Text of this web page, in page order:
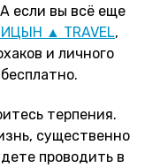
если вы всё еще
▲ TRAVEL,
и личного
терпения.
существенно
проводить в